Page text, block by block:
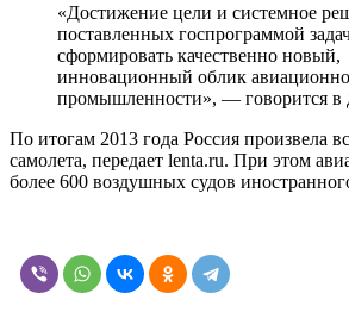
«Достижение цели и системное
поставленных госпрограммой
сформировать качественно новый,
инновационный облик
промышленности», — говорится в
По итогам 2013 года Россия произвела
самолета, передает lenta.ru. При этом
более 600 воздушных судов